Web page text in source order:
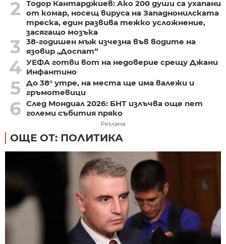
2
Тодор Кантарджиев: Ако 200 души са ухапани
от комар, носещ вируса на Западнонилската
треска, един развива тежко усложнение,
засягащо мозъка
3
38-годишен мъж изчезна във водите на
язовир „Доспат“
4 УЕФА готви вот на недоверие срещу Джани
Инфантино
5 До 38° утре, на места ще има валежи и
гръмотевици
6 След Мондиал 2026: БНТ излъчва още пет
големи събития пряко
Реклама
ОЩЕ ОТ: ПОЛИТИКА